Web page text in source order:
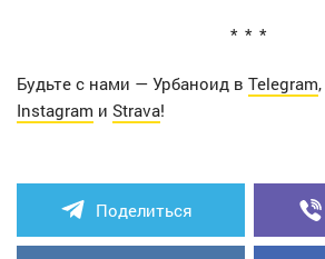
Будьте с нами — Урбаноид в Telegram,
Instagram и Strava!
Поделиться